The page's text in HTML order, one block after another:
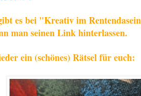
es bei "Kreativ im
man seinen Link hinterlassen.
ein (schönes) Rätsel für euch: